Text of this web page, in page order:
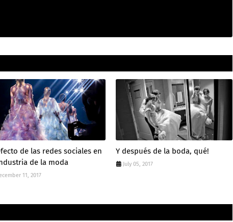
de las redes sociales en
de la moda
11, 2017
Y después de la boda, qué!
July 05, 2017